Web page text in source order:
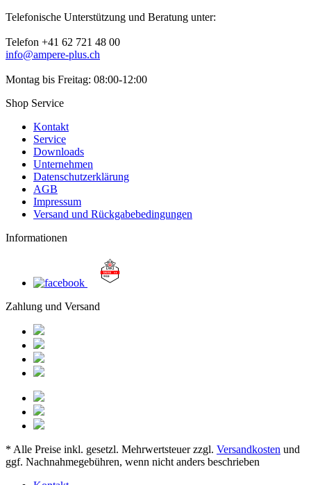
Telefonische Unterstützung und Beratung unter:
Telefon +41 62 721 48 00
info@ampere-plus.ch
Montag bis Freitag: 08:00-12:00
Shop Service
Kontakt
Service
Downloads
Unternehmen
Datenschutzerklärung
AGB
Impressum
Versand und Rückgabebedingungen
Informationen
Zahlung und Versand
* Alle Preise inkl. gesetzl. Mehrwertsteuer zzgl. Versandkosten und
ggf. Nachnahmegebühren, wenn nicht anders beschrieben